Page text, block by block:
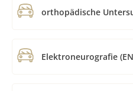
orthopädische
Elektroneurografie